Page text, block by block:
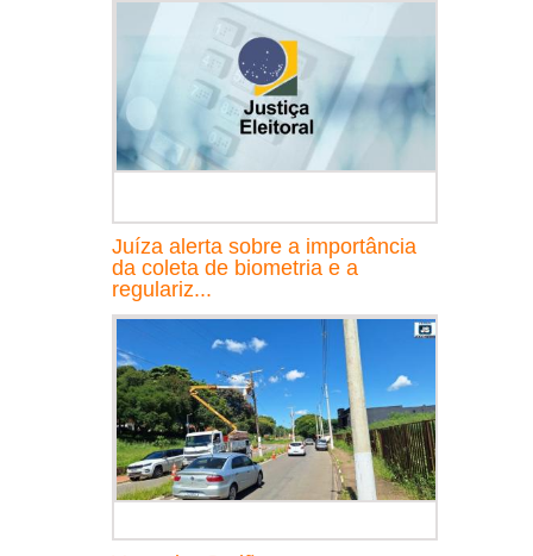
Juíza alerta sobre a importância
da coleta de biometria e a
regulariz...